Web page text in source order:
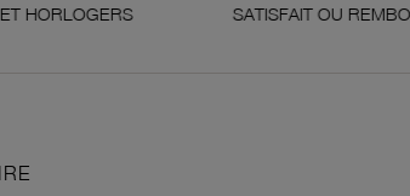
SATISFAIT OU REMBOURSÉ